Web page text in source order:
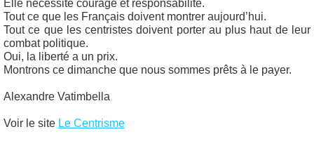
Elle nécessite courage et responsabilité.
Tout ce que les Français doivent montrer aujourd’hui.
Tout ce que les centristes doivent porter au plus haut de leur
combat politique.
Oui, la liberté a un prix.
Montrons ce dimanche que nous sommes prêts à le payer.
Alexandre Vatimbella
Voir le site Le Centrisme